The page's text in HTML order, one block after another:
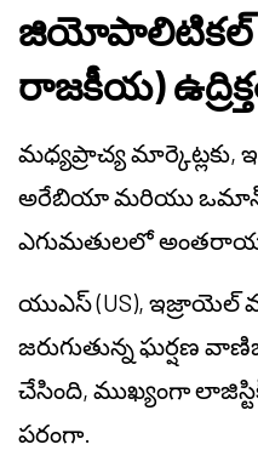
జియోపాలిటికల్
రాజకీయ)
మధ్యప్రాచ్య మార్కెట్లకు,
అరేబియా మరియు ఒమాన్
ఎగుమతులలో
యుఎస్ (US),
జరుగుతున్న ఘర్షణ
చేసింది, ముఖ్యంగా
పరంగా.